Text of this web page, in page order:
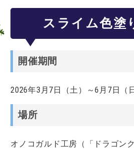
スライム色塗
開催期間
2026年3月7日（土）～6月7日（
場所
オノコガルド工房（「ドラゴン